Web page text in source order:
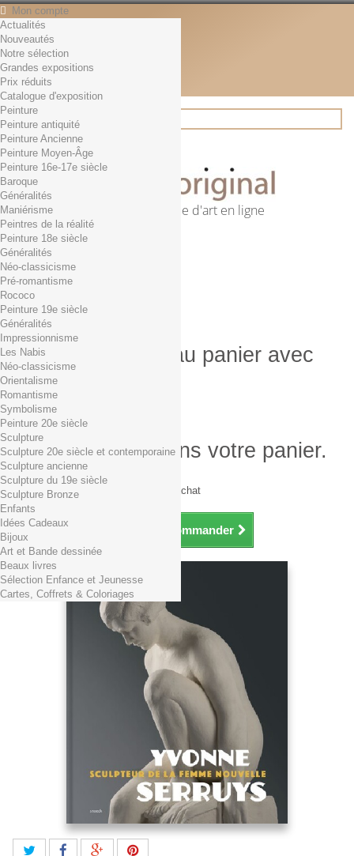
Mon compte
Contact
Français
English
Français
Actualités
Rechercher
Première librairie d'art en ligne
Panier (vide)
Aucun produit
0,01€ dès 29€ d'achat
0,00 € Total
Commander
Produit ajouté au panier avec
succès
Quantité
Total
Il y a 1 produit dans votre panier.
Total produits TTC
Frais de port TTC
0,01€ dès 29€ d'achat
Total TTC
Continuer mes achats Commander
Actualités
Nouveautés
Notre sélection
Grandes expositions
Prix réduits
Catalogue d'exposition
Peinture
Peinture antiquité
Peinture Ancienne
Peinture Moyen-Âge
Peinture 16e-17e siècle
Baroque
Généralités
Maniérisme
Peintres de la réalité
Peinture 18e siècle
Généralités
Néo-classicisme
Pré-romantisme
Rococo
Peinture 19e siècle
Généralités
Impressionnisme
Les Nabis
Néo-classicisme
Orientalisme
Romantisme
Symbolisme
Peinture 20e siècle
Sculpture
Sculpture 20e siècle et contemporaine
Sculpture ancienne
Sculpture du 19e siècle
Sculpture Bronze
Enfants
Idées Cadeaux
Bijoux
Art et Bande dessinée
Beaux livres
Sélection Enfance et Jeunesse
Cartes, Coffrets & Coloriages